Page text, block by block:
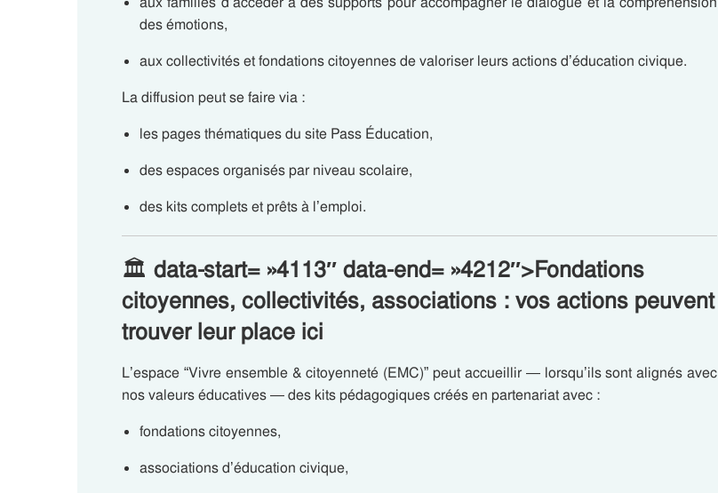
des émotions,
aux collectivités et fondations citoyennes de valoriser leurs actions d’éducation civique.
La diffusion peut se faire via :
les pages thématiques du site Pass Éducation,
des espaces organisés par niveau scolaire,
des kits complets et prêts à l’emploi.
🏛️ data-start= »4113″ data-end= »4212″>Fondations
citoyennes, collectivités, associations : vos actions peuvent
trouver leur place ici
L’espace “Vivre ensemble & citoyenneté (EMC)” peut accueillir — lorsqu’ils sont alignés avec
nos valeurs éducatives — des kits pédagogiques créés en partenariat avec :
fondations citoyennes,
associations d’éducation civique,